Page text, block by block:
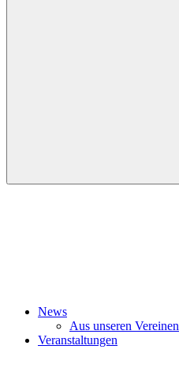
News
Aus unseren Vereinen
Veranstaltungen